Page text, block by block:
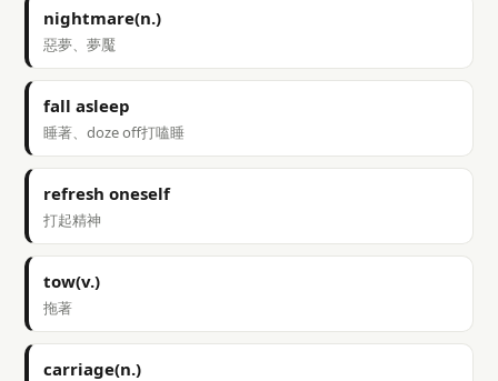
nightmare(n.)
惡夢、夢魘
fall asleep
睡著、doze off打嗑睡
refresh oneself
打起精神
tow(v.)
拖著
carriage(n.)